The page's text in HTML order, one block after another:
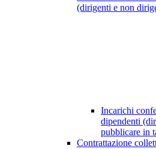
(dirigenti e non
Incarichi
dipendenti
pubblicare in
Contrattazione